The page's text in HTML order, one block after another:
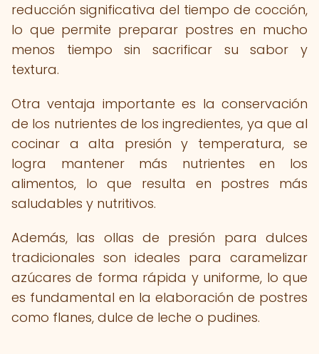
reducción significativa del tiempo de cocción,
lo que permite preparar postres en mucho
menos tiempo sin sacrificar su sabor y
textura.
Otra ventaja importante es la conservación
de los nutrientes de los ingredientes, ya que al
cocinar a alta presión y temperatura, se
logra mantener más nutrientes en los
alimentos, lo que resulta en postres más
saludables y nutritivos.
Además, las ollas de presión para dulces
tradicionales son ideales para caramelizar
azúcares de forma rápida y uniforme, lo que
es fundamental en la elaboración de postres
como flanes, dulce de leche o pudines.